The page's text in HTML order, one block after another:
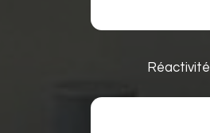
Réactivité